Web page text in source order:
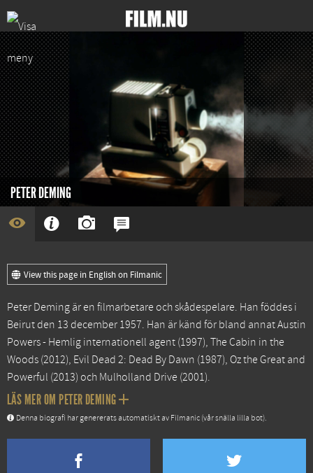
PETER DEMING
View this page in English on Filmanic
Peter Deming är en filmarbetare och skådespelare. Han föddes i
Beirut den 13 december 1957. Han är känd för bland annatAustin
Powers - Hemlig internationell agent (1997), The Cabin in the
Woods (2012), Evil Dead 2: Dead By Dawn (1987), Oz the Great and
Powerful (2013) och Mulholland Drive (2001).
LÄS MER OM PETER DEMING
Denna biografi har genererats automatiskt av Filmanic (vår snälla lilla bot).